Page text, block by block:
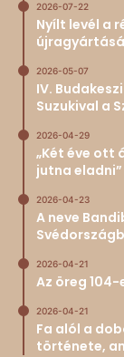
2026-07-22
Nyílt levél a
2026-05-07
IV.
Suzukival a
2026-04-29
„Két éve ott
jutna
2026-04-23
A neve
2026-04-21
Az öreg
2026-04-21
Fa alól a
története,